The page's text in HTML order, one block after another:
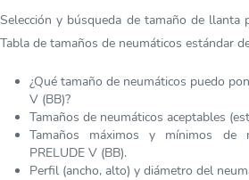
Selección y búsqueda de tamaño de llanta
Tabla de tamaños de neumáticos estándar
¿Qué tamaño de neumáticos puedo
V (BB)?
Tamaños de neumáticos aceptables
Tamaños máximos y mínimos de
PRELUDE V (BB).
Perfil (ancho, alto) y diámetro del